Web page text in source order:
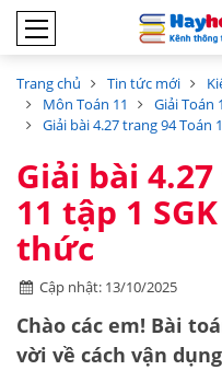
Trang chủ Tin tức mới
Môn Toán 11
Giải Toán
Giải bài 4.27 trang 94 Toán
Giải bài
11 tập 1
thức
Cập nhật: 13/10/2025
Chào các em! Bài
vời về cách vận